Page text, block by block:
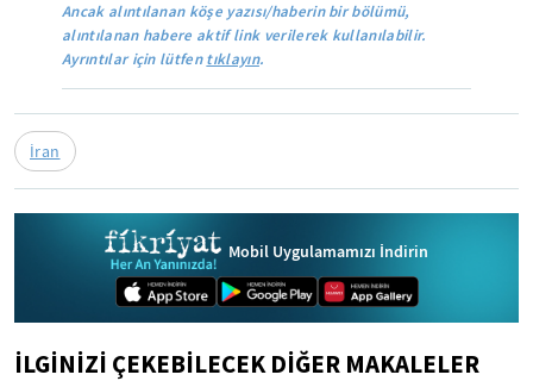
Ancak alıntılanan köşe yazısı/haberin bir bölümü,
alıntılanan habere aktif link verilerek kullanılabilir.
Ayrıntılar için lütfentıklayın.
İran
Mobil Uygulamamızı İndirin
İLGİNİZİ ÇEKEBİLECEK DİĞER MAKALELER